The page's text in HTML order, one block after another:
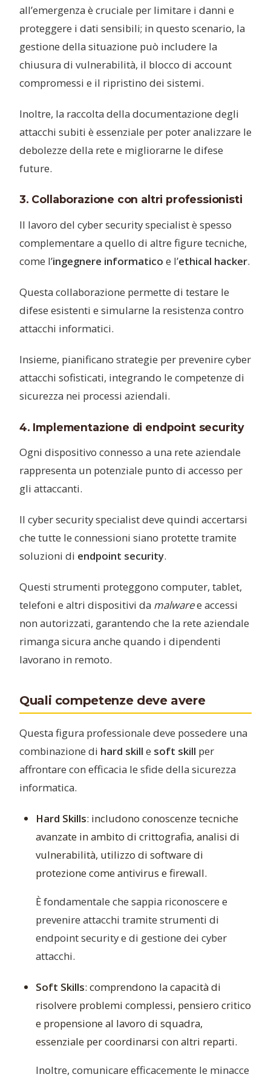
all’emergenza è cruciale per limitare i danni e
proteggere i dati sensibili; in questo scenario, la
gestione della situazione può includere la
chiusura di vulnerabilità, il blocco di account
compromessi e il ripristino dei sistemi.
Inoltre, la raccolta della documentazione degli
attacchi subiti è essenziale per poter analizzare le
debolezze della rete e migliorarne le difese
future.
3. Collaborazione con altri professionisti
Il lavoro del cyber security specialist è spesso
complementare a quello di altre figure tecniche,
come l’ingegnere informatico e l’ethical hacker.
Questa collaborazione permette di testare le
difese esistenti e simularne la resistenza contro
attacchi informatici.
Insieme, pianificano strategie per prevenire cyber
attacchi sofisticati, integrando le competenze di
sicurezza nei processi aziendali.
4. Implementazione di endpoint security
Ogni dispositivo connesso a una rete aziendale
rappresenta un potenziale punto di accesso per
gli attaccanti.
Il cyber security specialist deve quindi accertarsi
che tutte le connessioni siano protette tramite
soluzioni di endpoint security.
Questi strumenti proteggono computer, tablet,
telefoni e altri dispositivi da malwaree accessi
non autorizzati, garantendo che la rete aziendale
rimanga sicura anche quando i dipendenti
lavorano in remoto.
Quali competenze deve avere
Questa figura professionale deve possedere una
combinazione di hard skill e soft skill per
affrontare con efficacia le sfide della sicurezza
informatica.
Hard Skills: includono conoscenze tecniche
avanzate in ambito di crittografia, analisi di
vulnerabilità, utilizzo di software di
protezione come antivirus e firewall.
È fondamentale che sappia riconoscere e
prevenire attacchi tramite strumenti di
endpoint security e di gestione dei cyber
attacchi.
Soft Skills: comprendono la capacità di
risolvere problemi complessi, pensiero critico
e propensione al lavoro di squadra,
essenziale per coordinarsi con altri reparti.
Inoltre, comunicare efficacemente le minacce